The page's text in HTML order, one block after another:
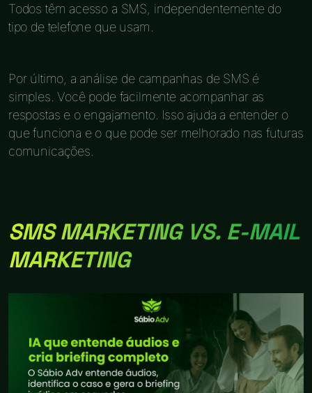
Todos têm acesso a SMS, independentemente do
tipo de telefone que usam.
Por último, a análise de campanhas de SMS é
simples. Você pode facilmente acompanhar as
respostas e o engajamento. Isso ajuda a entender o
que funciona e o que pode ser melhorado nas futuras
comunicações.
SMS MARKETING VS. E-MAIL
MARKETING